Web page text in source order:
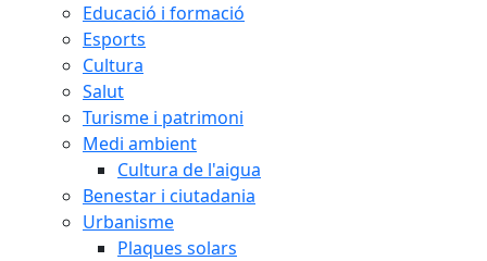
Educació i formació
Esports
Cultura
Salut
Turisme i patrimoni
Medi ambient
Cultura de l'aigua
Benestar i ciutadania
Urbanisme
Plaques solars